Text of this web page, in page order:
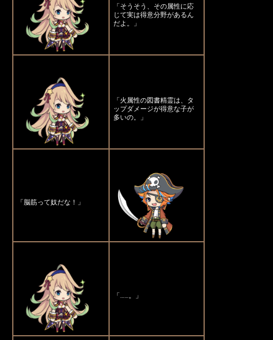
「そうそう、その属性に応
じて実は得意分野があるん
だよ。」
「火属性の図書精霊は、タ
ップダメージが得意な子が
多いの。」
「脳筋って奴だな！」
「……。」